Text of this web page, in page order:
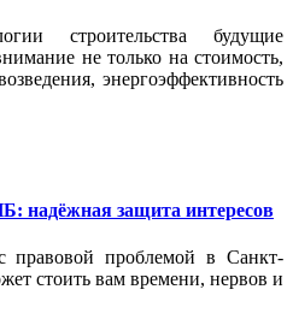
строительства будущие
не только на стоимость,
энергоэффективность
надёжная защита интересов
правовой проблемой в Санкт-
стоить вам времени, нервов и